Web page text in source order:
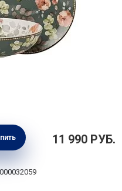
на 4 персоны,
фарфор,
MW413-YD0036
11 990 РУБ.